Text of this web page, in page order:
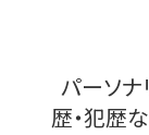
パーソ
歴・犯歴